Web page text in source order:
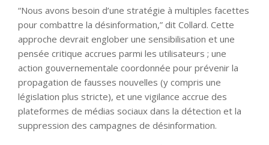
“Nous avons besoin d’une stratégie à multiples facettes
pour combattre la désinformation,” dit Collard. Cette
approche devrait englober une sensibilisation et une
pensée critique accrues parmi les utilisateurs ; une
action gouvernementale coordonnée pour prévenir la
propagation de fausses nouvelles (y compris une
législation plus stricte), et une vigilance accrue des
plateformes de médias sociaux dans la détection et la
suppression des campagnes de désinformation.